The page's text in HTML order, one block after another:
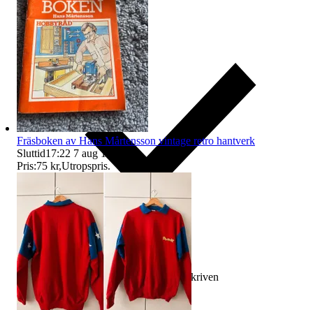
Ersättning om varan inte är som beskriven
Fräsboken av Hans Mårtensson vintage retro hantverk
Sluttid17:22 7 aug 17:22
Pris:75 kr,Utropspris.